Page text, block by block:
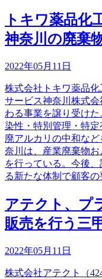
トキワ薬品化
神奈川の廃棄
2022年05月11日
株式会社トキワ薬品
サービス神奈川株式
わる事業を譲り受け
染性・特別管理・特
廃アルカリの中和な
奈川は、産業廃棄物
を行っている。今後
る新たな体制で顧客の
アテクト、プ
販売を行う三
2022年05月11日
株式会社アテクト（